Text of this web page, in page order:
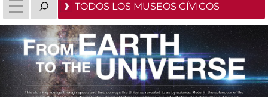
TODOS LOS MUSEOS CÍVICOS